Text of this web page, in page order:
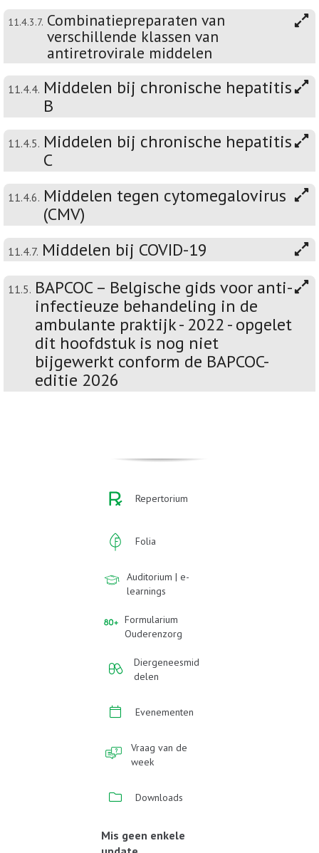
11.4.3.7. Combinatiepreparaten van
verschillende klassen van
antiretrovirale middelen
11.4.4. Middelen bij chronische hepatitis
B
11.4.5. Middelen bij chronische hepatitis
C
11.4.6. Middelen tegen cytomegalovirus
(CMV)
11.4.7. Middelen bij COVID-19
11.5. BAPCOC – Belgische gids voor anti-
infectieuze behandeling in de
ambulante praktijk - 2022 - opgelet
dit hoofdstuk is nog niet
bijgewerkt conform de BAPCOC-
editie 2026
Repertorium
Folia
Auditorium | e-
learnings
Formularium
Ouderenzorg
Diergeneesmid
delen
Evenementen
Vraag van de
week
Downloads
Mis geen enkele